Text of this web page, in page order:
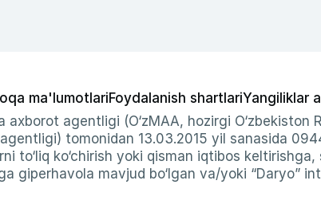
ma'lumotlariFoydalanish shartlariYangiliklar
agentligi (O‘zMAA, hozirgi
tomonidan 13.03.2015 yil sanasida
to‘liq ko‘chirish yoki qisman iqtibos
giperhavola mavjud bo‘lgan va/yoki “Daryo”